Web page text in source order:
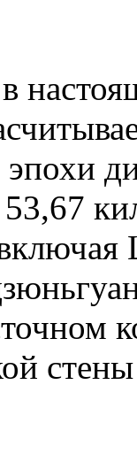
эпохи